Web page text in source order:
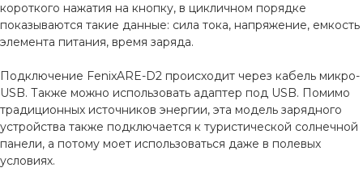
короткого нажатия на кнопку, в цикличном порядке
показываются такие данные: сила тока, напряжение, емкость
элемента питания, время заряда.
Подключение FenixARE-D2 происходит через кабель микро-
USB. Также можно использовать адаптер под USB. Помимо
традиционных источников энергии, эта модель зарядного
устройства также подключается к туристической солнечной
панели, а потому моет использоваться даже в полевых
условиях.